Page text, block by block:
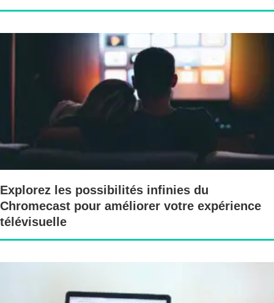
Explorez les possibilités infinies du
Chromecast pour améliorer votre expérience
télévisuelle